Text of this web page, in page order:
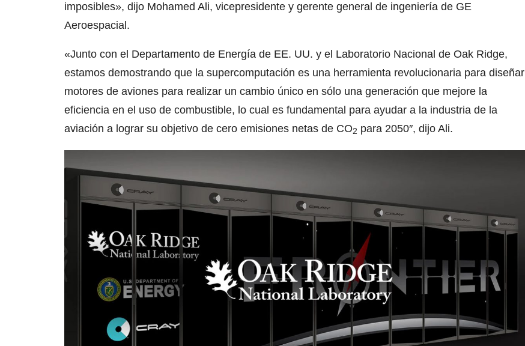
imposibles», dijo Mohamed Ali, vicepresidente y gerente general de ingeniería de GE
Aeroespacial.
«Junto con el Departamento de Energía de EE. UU. y el Laboratorio Nacional de Oak Ridge,
estamos demostrando que la supercomputación es una herramienta revolucionaria para diseñar
motores de aviones para realizar un cambio único en sólo una generación que mejore la
eficiencia en el uso de combustible, lo cual es fundamental para ayudar a la industria de la
aviación a lograr su objetivo de cero emisiones netas de CO2 para 2050″, dijo Ali.